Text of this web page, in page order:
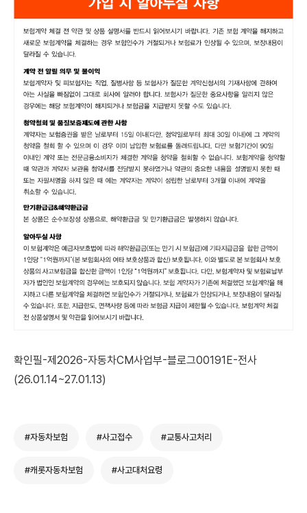
확인필-제2026-자동차CM사업부-블로그00191E-전사
(26.01.14~27.01.13)
#자동차보험 #사고접수 #교통사고처리
#캐롯자동차보험 #사고대처요령